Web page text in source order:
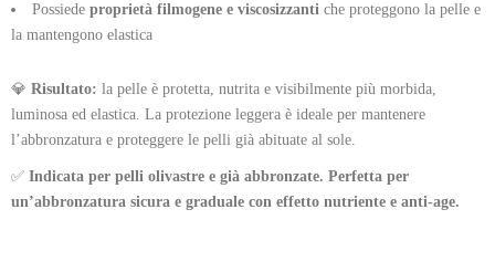
Possiede proprietà filmogene e viscosizzanti che proteggono la pelle e
la mantengono elastica
💎 Risultato: la pelle è protetta, nutrita e visibilmente più morbida,
luminosa ed elastica. La protezione leggera è ideale per mantenere
l’abbronzatura e proteggere le pelli già abituate al sole.
✅ Indicata per pelli olivastre e già abbronzate. Perfetta per
un’abbronzatura sicura e graduale con effetto nutriente e anti-age.